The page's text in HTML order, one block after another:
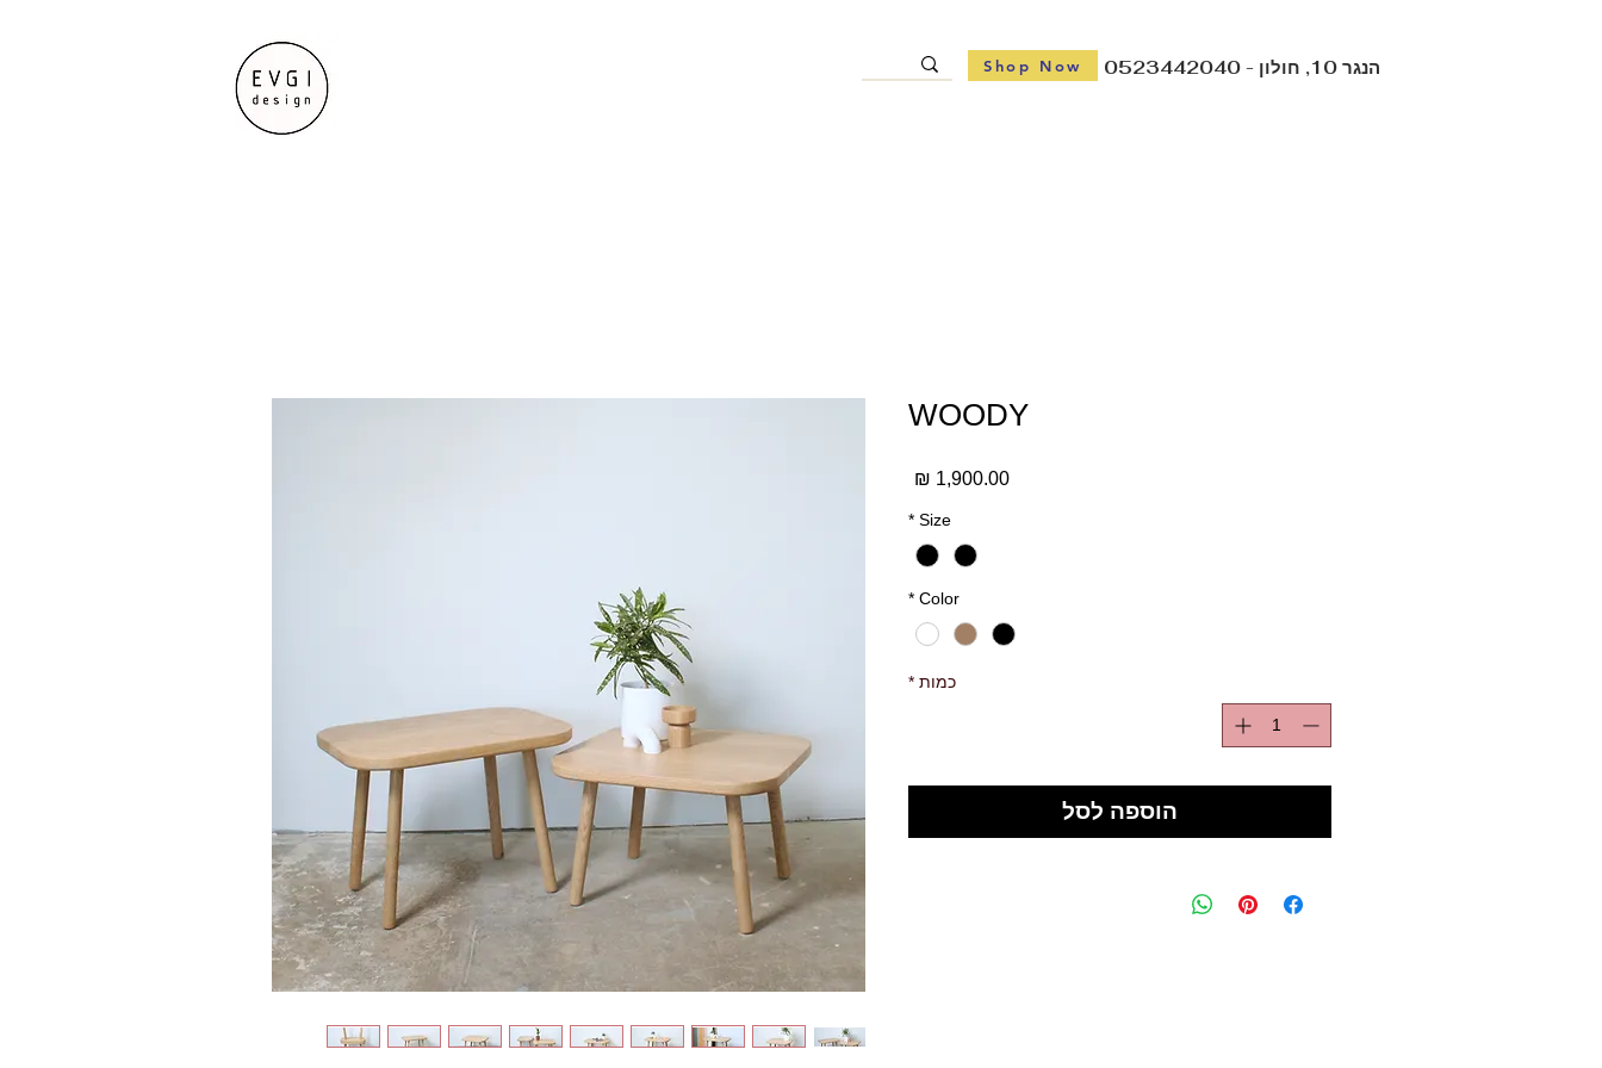
Shop Now 0523442040 - הנגר 10, חולון
WOODY
Size
*
Color
*
כמות *
הוספה לסל